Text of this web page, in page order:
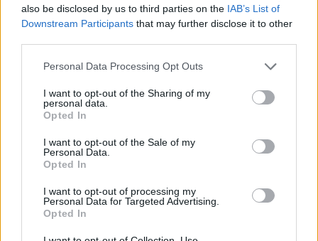
also be disclosed by us to third parties on the IAB’s List of
Downstream Participants that may further disclose it to other
Personal Data Processing Opt Outs
I want to opt-out of the Sharing of my
personal data.
Opted In
I want to opt-out of the Sale of my
Personal Data.
Opted In
I want to opt-out of processing my
Personal Data for Targeted Advertising.
Opted In
cikkeket és apró vicces történeteket.
KAPCSOLÓDÓ CIKKEK TÖBB A SZERZŐTŐL
Bivalytej és vino rosso 9.rész